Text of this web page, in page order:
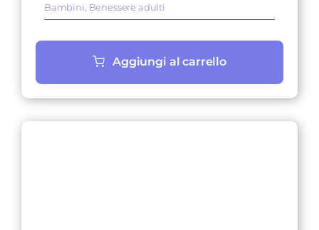
Bambini, Benessere adulti
Aggiungi al carrello